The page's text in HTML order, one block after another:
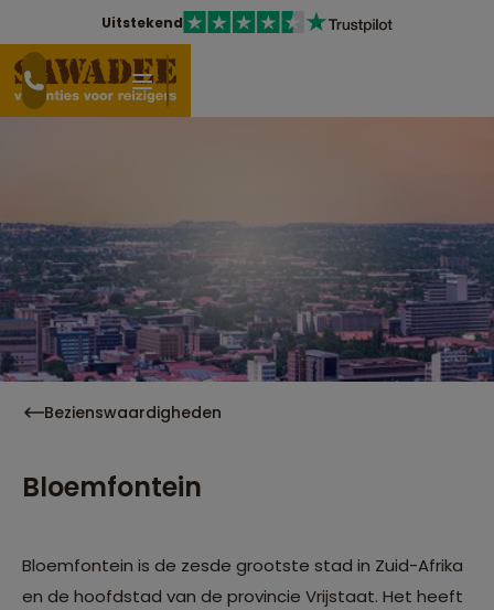
Uitstekend
Bezienswaardigheden
Bloemfontein
Bloemfontein is de zesde grootste stad in Zuid-Afrika
en de hoofdstad van de provincie Vrijstaat. Het heeft